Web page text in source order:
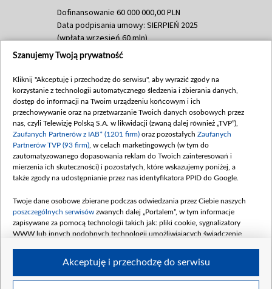
Dofinansowanie 60 000 000,00 PLN
Data podpisania umowy: SIERPIEŃ 2025
(wpłata wrzesień 60 mln)
Dofinansowanie 635 783 051,21 PLN
(wpłata wrzesień 100 mln, październik 350
mln, listopad 265 mln)
Dofinansowanie 48 862 000,00 PLN
Data podpisania umowy: GRUDZIEŃ 2025
(wpłata grudzień 60,548 mln)
Dofinansowanie 900 000 000,00 PLN
Data podpisania umowy: LUTY 2026 (wpłata
kwiecień 180 mln, 7 maja 180 mln, 8
czerwca 90 mln)
Dofinansowanie 250 000 000,00 PLN
4 sierpnia 250 mln
Szanujemy Twoją prywatność
Kliknij "Akceptuję i przechodzę do serwisu", aby wyrazić zgody na
korzystanie z technologii automatycznego śledzenia i zbierania danych,
dostęp do informacji na Twoim urządzeniu końcowym i ich
przechowywanie oraz na przetwarzanie Twoich danych osobowych przez
nas, czyli Telewizję Polską S.A. w likwidacji (zwaną dalej również „TVP”),
Zaufanych Partnerów z IAB* (1201 firm) oraz pozostałych Zaufanych
Partnerów TVP (93 firm) , w celach marketingowych (w tym do
zautomatyzowanego dopasowania reklam do Twoich zainteresowań i
mierzenia ich skuteczności) i pozostałych, które wskazujemy poniżej, a
także zgody na udostępnianie przez nas identyfikatora PPID do Google.
Twoje dane osobowe zbierane podczas odwiedzania przez Ciebie naszych
poszczególnych serwisów zwanych dalej „Portalem”, w tym informacje
zapisywane za pomocą technologii takich jak: pliki cookie, sygnalizatory
WWW lub innych podobnych technologii umożliwiających świadczenie
Akceptuję i przechodzę do serwisu